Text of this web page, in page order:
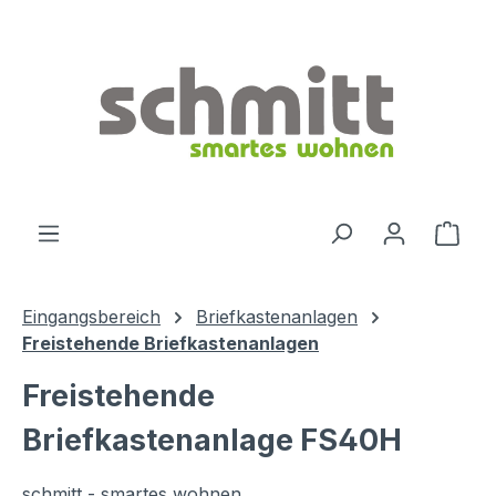
Eingangsbereich
Briefkastenanlagen
Freistehende Briefkastenanlagen
Freistehende
Briefkastenanlage FS40H